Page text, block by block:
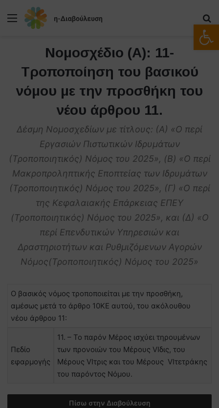
Μενού
Νομοσχέδιο (Α): 11-
Τροποποίηση του βασικού
νόμου με την προσθήκη του
νέου άρθρου 11.
Δέσμη Νομοσχεδίων με τίτλους: (Α) «O περί
Εργασιών Πιστωτικών Ιδρυμάτων
(Τροποποιητικός) Νόμος του 2025», (B) «O περί
Μακροπροληπτικής Εποπτείας των Ιδρυμάτων
(Τροποποιητικός) Νόμος του 2025», (Γ) «O περί
της Κεφαλαιακής Επάρκειας ΕΠΕΥ
(Τροποποιητικός) Νόμος του 2025», και (Δ) «Ο
περί Επενδυτικών Υπηρεσιών και
Δραστηριοτήτων και Ρυθμιζόμενων Αγορών
Νόμος(Τροποποιητικός) Νόμος του 2025»
Ο βασικός νόμος τροποποιείται με την προσθήκη,
αμέσως μετά το άρθρο 10ΚΕ αυτού, του ακόλουθου
νέου άρθρου 11:
Πεδίο
εφαρμογής
11. – Το παρόν Μέρος ισχύει τηρουμένων
των προνοιών του Μέρους VIδις, του
Μέρους VIτρις και του Μέρους VIτετράκης
του παρόντος Νόμου.
Πίσω στην Διαβούλευση